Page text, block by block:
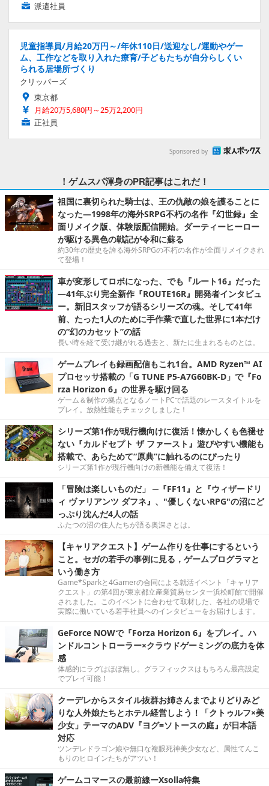
派遣社員
児童指導員/月給20万円～/年休110日/送迎なし/運動やゲー
ム、工作などを取り入れた療育/子どもたちが自分らしくい
られる居場所づくり
クリッパーズ
東京都
月給20万5,680円～25万2,200円
正社員
Sponsored by
！ゲムスパ渾身のPR記事はこれだ！
祖国に裏切られた騎士は、王の仇敵の娘を護ることに
なった―1998年の海外SRPG不朽の名作『幻世録』全
面リメイク版、体験版配信開始。ダーティーヒーロー
が駆ける異色の戦記が令和に蘇る
約30年の歴史を誇る海外SRPGの不朽の名作が全面リメイクされ
て登場！
車が変形してロボになった、でも『ルート16』だった
―41年ぶり完全新作『ROUTE16R』開発者インタビュ
ー。新旧スタッフが語るシリーズの魂。そして41年
前、たった1人のために手作業で直した世界に1本だけ
の“幻のカセット”の話
長い時を経て受け継がれる過去と、新たに生まれるものとは。
ゲームプレイも録画配信もこれ1台。AMD Ryzen™ AI
プロセッサ搭載の「G TUNE P5-A7G60BK-D」で『Fo
rza Horizon 6』の世界を駆け回る
ゲーム＆制作の拠点となるノートPCで話題のレースタイトルを
プレイ。放熱性能もチェックしました！
シリーズ第1作が現行機向けに復活！懐かしくも色褪せ
ない『カルドセプト ザ ファースト』遊びやすい機能も
搭載で、あらためて“原典”に触れるのにぴったり
シリーズ第1作が現行機向けの新機能を備えて復活！
「冒険は楽しいものだ」 ─『FF11』と『ウィザードリ
ィ ヴァリアンツ ダフネ』、"優しくないRPG"の沼にど
っぷり沈んだ4人の話
ふたつの沼の住人たちが語る奥深さとは。
【キャリアクエスト】ゲーム作りを仕事にするという
こと。セガの若手の事例に見る，ゲームプログラマと
いう働き方
Game*Sparkと4Gamerの合同による就活イベント「キャリア
クエスト」の第4回が東京都立産業貿易センター浜松町館で開催
されました。このイベントに合わせて取材した、各社の現場で
実際に働いている若手社員へのインタビューをお届けします。
GeForce NOWで『Forza Horizon 6』をプレイ。ハ
ンドルコントローラー×クラウドゲーミングの底力を体
感
体感的にラグはほぼ無し。グラフィックスはもちろん最高設定
でプレイ可能！
クーデレからスタイル抜群お姉さんまでよりどりみど
りな人外娘たちとホテル経営しよう！「クトゥルフ×美
少女」テーマのADV『ヨグ=ソトースの庭』が日本語
対応
ツンデレドラゴン娘や無口な複眼死神美少女など、属性てんこ
もりのヒロインたちがアツい！
ゲームコマースの最前線ーXsolla特集